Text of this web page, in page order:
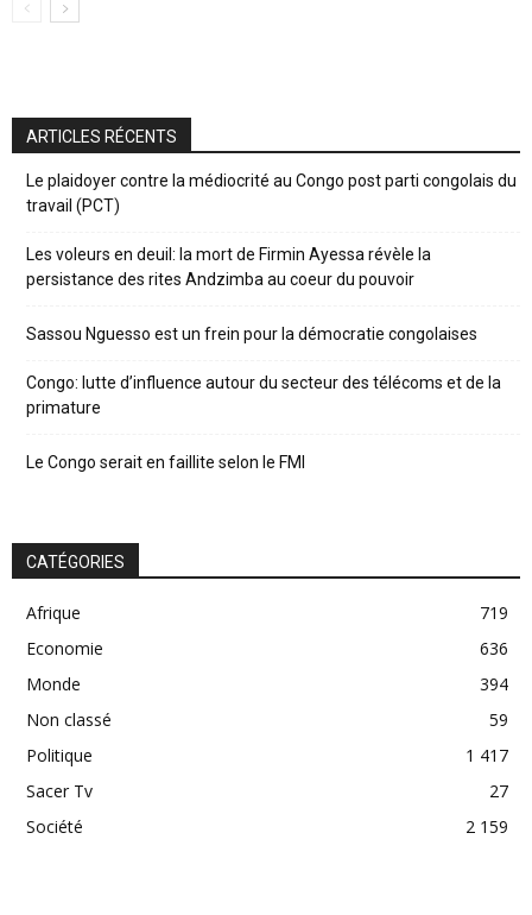
ARTICLES RÉCENTS
Le plaidoyer contre la médiocrité au Congo post parti congolais du
travail (PCT)
Les voleurs en deuil: la mort de Firmin Ayessa révèle la
persistance des rites Andzimba au coeur du pouvoir
Sassou Nguesso est un frein pour la démocratie congolaises
Congo: lutte d’influence autour du secteur des télécoms et de la
primature
Le Congo serait en faillite selon le FMI
CATÉGORIES
Afrique
719
Economie
636
Monde
394
Non classé
59
Politique
1 417
Sacer Tv
27
Société
2 159